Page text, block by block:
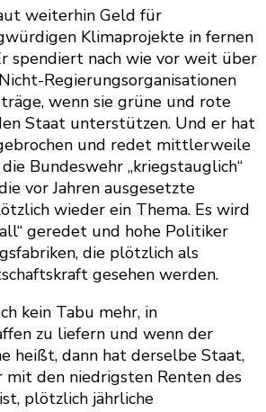
weiterhin Geld für
Klimaprojekte in fernen
spendiert nach wie vor weit über
Regierungsorganisationen
wenn sie grüne und rote
Staat unterstützen. Und er hat
und redet mittlerweile
Bundeswehr „kriegstauglich“
vor Jahren ausgesetzte
wieder ein Thema. Es wird
geredet und hohe Politiker
die plötzlich als
gesehen werden.
kein Tabu mehr, in
zu liefern und wenn der
heißt, dann hat derselbe Staat,
mit den niedrigsten Renten des
plötzlich jährliche